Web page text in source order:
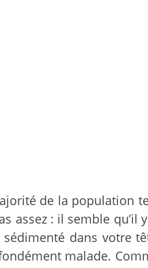
de la population
: il semble qu’il
sédimenté dans
malade.